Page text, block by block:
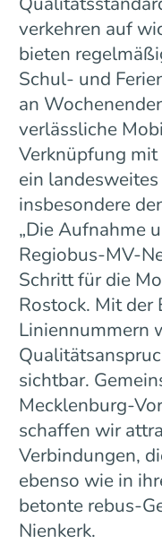
verkehren auf
bieten
Schul- und
an
verlässliche
Verknüpfung
ein
insbesondere
„Die Aufnahme
Regiobus-MV-
Schritt für die
Rostock. Mit der
Liniennummern
sichtbar.
Mecklenburg-
schaffen wir
Verbindungen,
ebenso wie in
betonte rebus-
Nienkerk.